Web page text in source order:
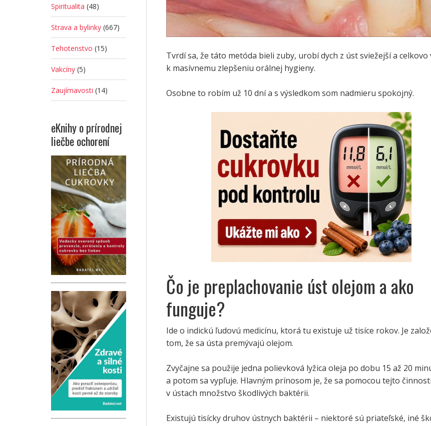
Tvrdí sa, že táto metóda bieli zuby, urobí dych z úst sviežejší a celkovo
k masívnemu zlepšeniu orálnej hygieny.
Osobne to robím už 10 dní a s výsledkom som nadmieru spokojný.
Čo je preplachovanie úst olejom a ako
funguje?
Ide o indickú ľudovú medicínu, ktorá tu existuje už tisíce rokov. Je
tom, že sa ústa premývajú olejom.
Zvyčajne sa použije jedna polievková lyžica oleja po dobu 15 až 20
a potom sa vypľuje. Hlavným prínosom je, že sa pomocou tejto
v ústach množstvo škodlivých baktérii.
Existujú tisícky druhov ústnych baktérii – niektoré sú priateľské, iné
Spiritualita (48)
Strava a bylinky (667)
Tehotenstvo (15)
Vakcíny (5)
Zaujímavosti (14)
eKnihy o prírodnej
liečbe ochorení